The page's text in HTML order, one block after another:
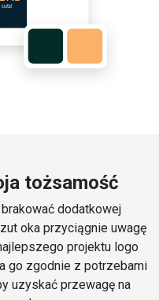
tożsamość
dodatkowej
oka przyciągnie uwagę
projektu logo
go zgodnie z potrzebami
uzyskać przewagę na